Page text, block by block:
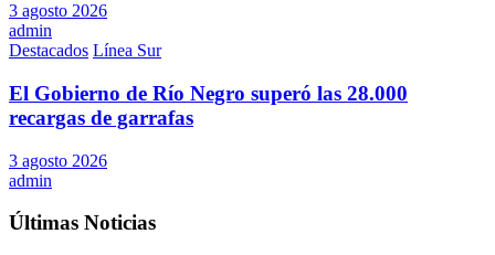
3 agosto 2026
admin
Destacados Línea Sur
El Gobierno de Río Negro superó las 28.000
recargas de garrafas
3 agosto 2026
admin
Últimas Noticias